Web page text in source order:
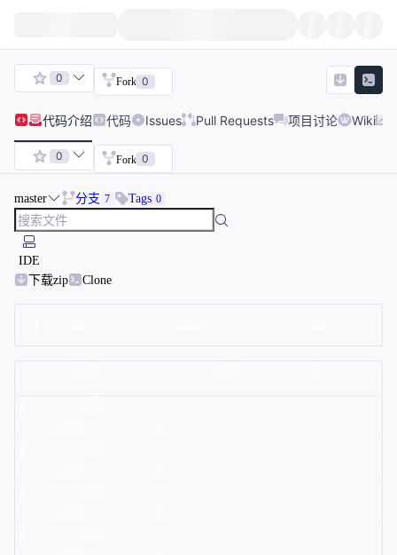
0 Fork 0
代码介绍 代码 Issues Pull Requests 项目讨论 Wiki
0 Fork 0
master 分支 7 Tags 0
IDE
下载zip
Clone